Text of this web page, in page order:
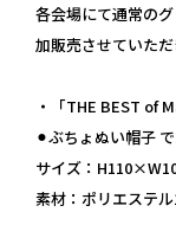
各会場にて通常の
加販売させていただ
・「THE BEST of
⚫︎ぶちょぬい帽子
サイズ：
素材：ポリエステ